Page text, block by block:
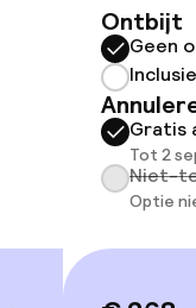
Ontbijt
Geen
Gratis
Tot 2
Niet-
Optie